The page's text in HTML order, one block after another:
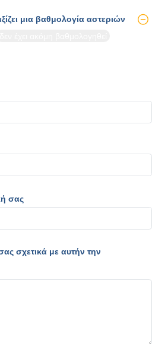
μια βαθμολογία αστεριών
σας
σχετικά με αυτήν την